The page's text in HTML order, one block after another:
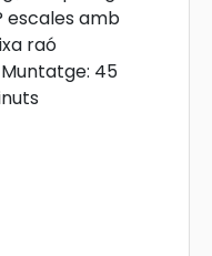
escales amb
raó
45